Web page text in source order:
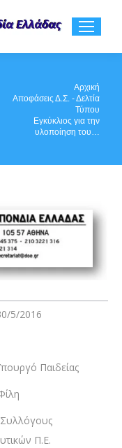
Αρχική
Αποφάσεις Δ.Σ. - Δελτία
Τύπου
Εγκύκλιος για την
υλοποίηση του…
5/2016
Παιδείας
Π.Ε.